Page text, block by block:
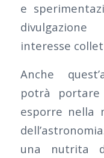
e
interesse
Anche
potrà
esporre nella
una nutrita